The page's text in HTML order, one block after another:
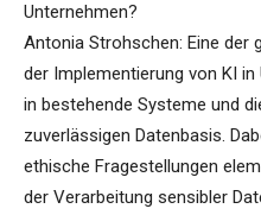
Unternehmen?
Antonia Strohschen: Eine der
der Implementierung von KI
in bestehende Systeme und
zuverlässigen Datenbasis.
ethische Fragestellungen
der Verarbeitung sensibler